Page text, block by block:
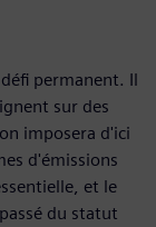
permanent. Il
sur des
imposera d'ici
d'émissions
et le
du statut